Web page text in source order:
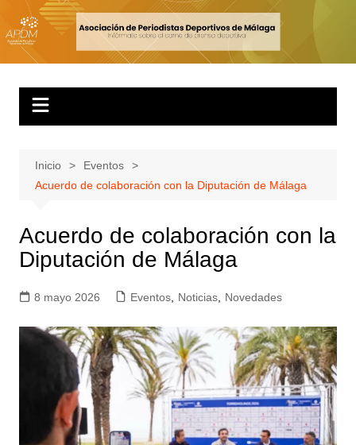
Inicio
Eventos
Acuerdo de colaboración con la Diputación de Málaga
Acuerdo de colaboración con la
Diputación de Málaga
8 mayo 2026 Eventos, Noticias, Novedades